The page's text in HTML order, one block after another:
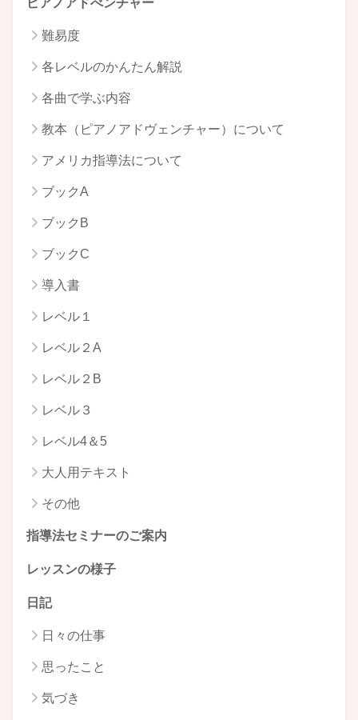
難易度
各レベルのかんたん解説
各曲で学ぶ内容
教本（ピアノアドヴェンチャー）について
アメリカ指導法について
ブックA
ブックB
ブックC
導入書
レベル１
レベル２A
レベル２B
レベル３
レベル4＆5
大人用テキスト
その他
指導法セミナーのご案内
レッスンの様子
日記
日々の仕事
思ったこと
気づき